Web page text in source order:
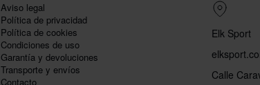
Aviso legal
Política de privacidad
Polí­tica de cookies
Condiciones de uso
Garantí­a y devoluciones
Transporte y envíos
Contacto
Elk Sport
Calle